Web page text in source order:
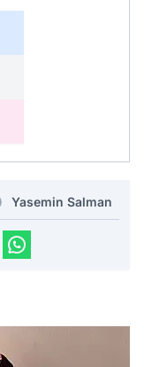
Yasemin Salman